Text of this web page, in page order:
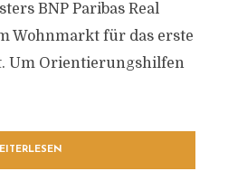
BNP Paribas Real
Wohnmarkt für das erste
Um Orientierungshilfen